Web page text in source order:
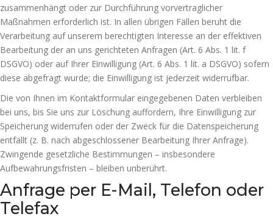
zusammenhängt oder zur Durchführung vorvertraglicher
Maßnahmen erforderlich ist. In allen übrigen Fällen beruht die
Verarbeitung auf unserem berechtigten Interesse an der effektiven
Bearbeitung der an uns gerichteten Anfragen (Art. 6 Abs. 1 lit. f
DSGVO) oder auf Ihrer Einwilligung (Art. 6 Abs. 1 lit. a DSGVO) sofern
diese abgefragt wurde; die Einwilligung ist jederzeit widerrufbar.
Die von Ihnen im Kontaktformular eingegebenen Daten verbleiben
bei uns, bis Sie uns zur Löschung auffordern, Ihre Einwilligung zur
Speicherung widerrufen oder der Zweck für die Datenspeicherung
entfällt (z. B. nach abgeschlossener Bearbeitung Ihrer Anfrage).
Zwingende gesetzliche Bestimmungen – insbesondere
Aufbewahrungsfristen – bleiben unberührt.
Anfrage per E-Mail, Telefon oder
Telefax